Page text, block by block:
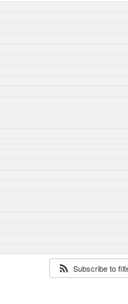
Subscribe to